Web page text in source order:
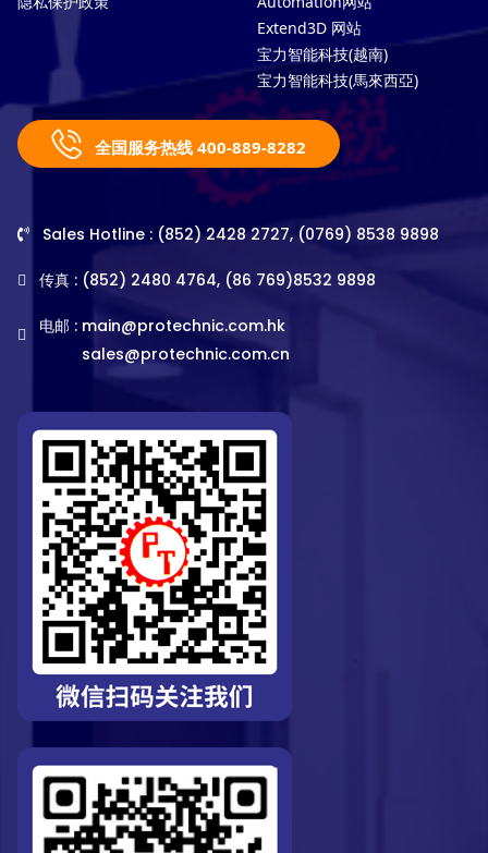
Extend3D 网站
宝力智能科技(越南)
宝力智能科技(馬來西亞)
全国服务热线 400-889-8282
Sales Hotline : (852) 2428 2727, (0769) 8538 9898
传真 : (852) 2480 4764, (86 769)8532 9898
电邮 : main@protechnic.com.hk
sales@protechnic.com.cn